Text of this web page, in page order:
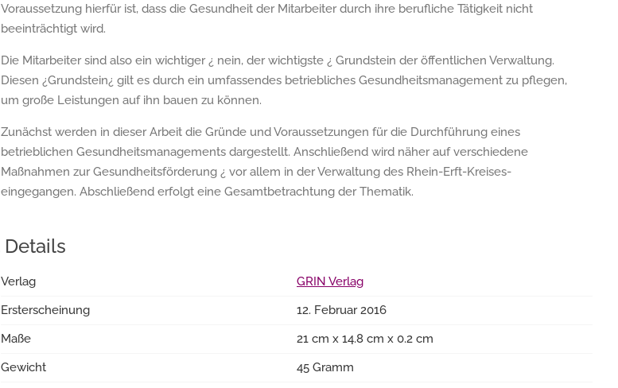
Voraussetzung hierfür ist, dass die Gesundheit der Mitarbeiter durch ihre berufliche Tätigkeit nicht
beeinträchtigt wird.
Die Mitarbeiter sind also ein wichtiger ¿ nein, der wichtigste ¿ Grundstein der öffentlichen Verwaltung.
Diesen ¿Grundstein¿ gilt es durch ein umfassendes betriebliches Gesundheitsmanagement zu pflegen,
um große Leistungen auf ihn bauen zu können.
Zunächst werden in dieser Arbeit die Gründe und Voraussetzungen für die Durchführung eines
betrieblichen Gesundheitsmanagements dargestellt. Anschließend wird näher auf verschiedene
Maßnahmen zur Gesundheitsförderung ¿ vor allem in der Verwaltung des Rhein-Erft-Kreises-
eingegangen. Abschließend erfolgt eine Gesamtbetrachtung der Thematik.
Details
Verlag
GRIN Verlag
Ersterscheinung
12. Februar 2016
Maße
21 cm x 14.8 cm x 0.2 cm
Gewicht
45 Gramm